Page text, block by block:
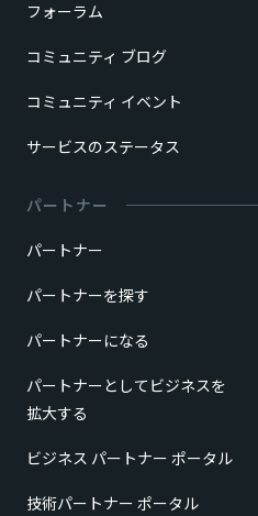
フォーラム
コミュニティ ブログ
コミュニティ イベント
サービスのステータス
パートナー
パートナー
パートナーを探す
パートナーになる
パートナーとしてビジネスを
拡大する
ビジネス パートナー ポータル
技術パートナー ポータル